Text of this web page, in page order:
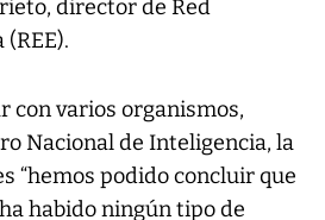
director de Red
con varios organismos,
Nacional de Inteligencia, la
“hemos podido concluir que
habido ningún tipo de